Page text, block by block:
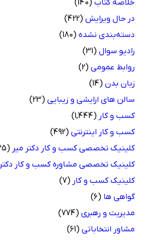
خلاصه کتاب (140)
در حال ویرایش (422)
دسته‌بندی نشده (180)
رادیو سوال (31)
روابط عمومی (2)
زبان بدن (14)
سالن های ارایشی و زیبایی (23)
کسب و کار (1,444)
کسب و کار اینترنتی (492)
کلینیک تخصصی کسب و کار دکتر میر (735)
کلینیک تخصصی مشاوره کسب و کار دکتر میر
کلینیک کسب و کار (7)
گواهی ها (6)
مدیریت و رهبری (774)
مشاور انتخاباتی (61)